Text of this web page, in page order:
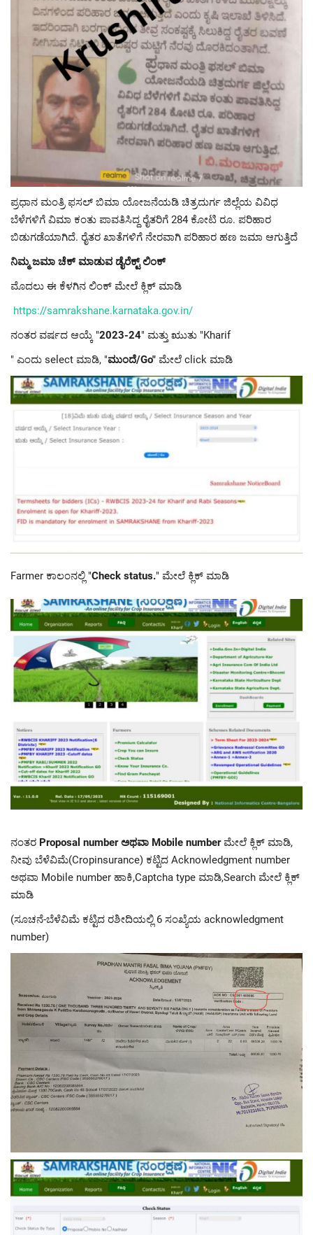
ಪ್ರಧಾನ ಮಂತ್ರಿ ಫಸಲ್ ಬಿಮಾ ಯೋಜನೆಯಡಿ ಚಿತ್ರದುರ್ಗ ಜಿಲ್ಲೆಯ ವಿವಿಧ
ಬೆಳೆಗಳಿಗೆ ವಿಮಾ ಕಂತು ಪಾವತಿಸಿದ್ದ ರೈತರಿಗೆ 284 ಕೋಟಿ ರೂ. ಪರಿಹಾರ
ಬಿಡುಗಡೆಯಾಗಿದೆ. ರೈತರ ಖಾತೆಗಳಿಗೆ ನೇರವಾಗಿ ಪರಿಹಾರ ಹಣ ಜಮಾ ಆಗುತ್ತಿದೆ
ನಿಮ್ಮ ಜಮಾ ಚೆಕ್ ಮಾಡುವ ಡೈರೆಕ್ಟ್ ಲಿಂಕ್
ಮೊದಲು ಈ ಕೆಳಗಿನ ಲಿಂಕ್ ಮೇಲೆ ಕ್ಲಿಕ್ ಮಾಡಿ
https://samrakshane.karnataka.gov.in/
ನಂತರ ವರ್ಷದ ಆಯ್ಕೆ "2023-24" ಮತ್ತು ಋುತು "Kharif
" ಎಂದು select ಮಾಡಿ, "ಮುಂದೆ/Go" ಮೇಲೆ click ಮಾಡಿ
Farmer ಕಾಲಂನಲ್ಲಿ "Check status." ಮೇಲೆ ಕ್ಲಿಕ್ ಮಾಡಿ
ನಂತರ Proposal number ಅಥವಾ Mobile numberಮೇಲೆ ಕ್ಲಿಕ್ ಮಾಡಿ,
ನೀವು ಬೆಳೆವಿಮೆ(Cropinsurance) ಕಟ್ಟಿದ Acknowledgment number
ಅಥವಾ Mobile number ಹಾಕಿ,Captcha type ಮಾಡಿ,Search ಮೇಲೆ ಕ್ಲಿಕ್
ಮಾಡಿ
(ಸೂಚನೆ-ಬೆಳೆವಿಮೆ ಕಟ್ಟಿದ ರಶೀದಿಯಲ್ಲಿ 6 ಸಂಖ್ಯೆಯ acknowledgment
number)